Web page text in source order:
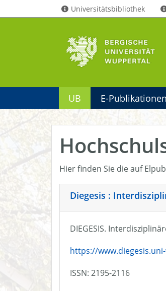
Universitätsbibliothek
UB E-Publikationen
Hier finden Sie die auf
Diegesis :
DIEGESIS.
https://
ISSN: 2195-2116